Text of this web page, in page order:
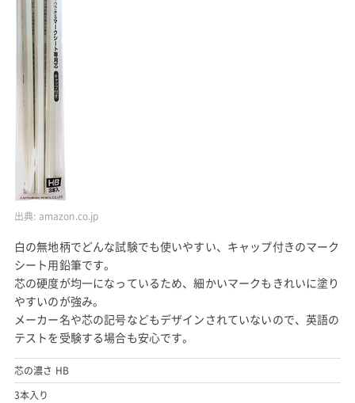
出典: amazon.co.jp
白の無地柄でどんな試験でも使いやすい、キャップ付きのマーク
シート用鉛筆です。
芯の硬度が均一になっているため、細かいマークもきれいに塗り
やすいのが強み。
メーカー名や芯の記号などもデザインされていないので、英語の
テストを受験する場合も安心です。
芯の濃さ HB
3本入り